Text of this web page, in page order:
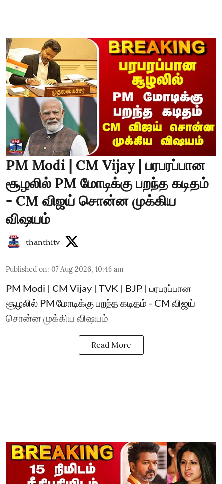
PM Modi | CM Vijay | பரபரப்பான
சூழலில் PM மோடிக்கு பறந்த கடிதம்
- CM விஜய் சொன்ன முக்கிய
விஷயம்
thanthitv
Published on: 07 Aug 2026, 10:46 am
PM Modi | CM Vijay | TVK | BJP | பரபரப்பான
சூழலில் PM மோடிக்கு பறந்த கடிதம் - CM விஜய்
சொன்ன முக்கிய விஷயம்
Read More